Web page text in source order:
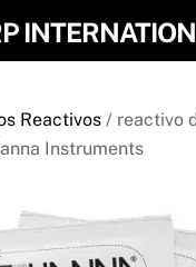
Reactivos / reactivo
Instruments